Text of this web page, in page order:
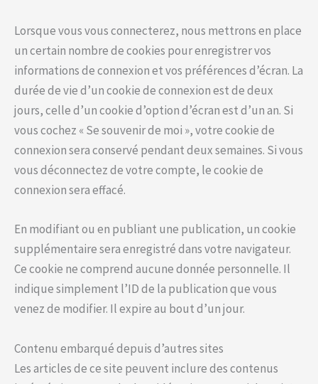
Lorsque vous vous connecterez, nous mettrons en place
un certain nombre de cookies pour enregistrer vos
informations de connexion et vos préférences d’écran. La
durée de vie d’un cookie de connexion est de deux
jours, celle d’un cookie d’option d’écran est d’un an. Si
vous cochez « Se souvenir de moi », votre cookie de
connexion sera conservé pendant deux semaines. Si vous
vous déconnectez de votre compte, le cookie de
connexion sera effacé.
En modifiant ou en publiant une publication, un cookie
supplémentaire sera enregistré dans votre navigateur.
Ce cookie ne comprend aucune donnée personnelle. Il
indique simplement l’ID de la publication que vous
venez de modifier. Il expire au bout d’un jour.
Contenu embarqué depuis d’autres sites
Les articles de ce site peuvent inclure des contenus